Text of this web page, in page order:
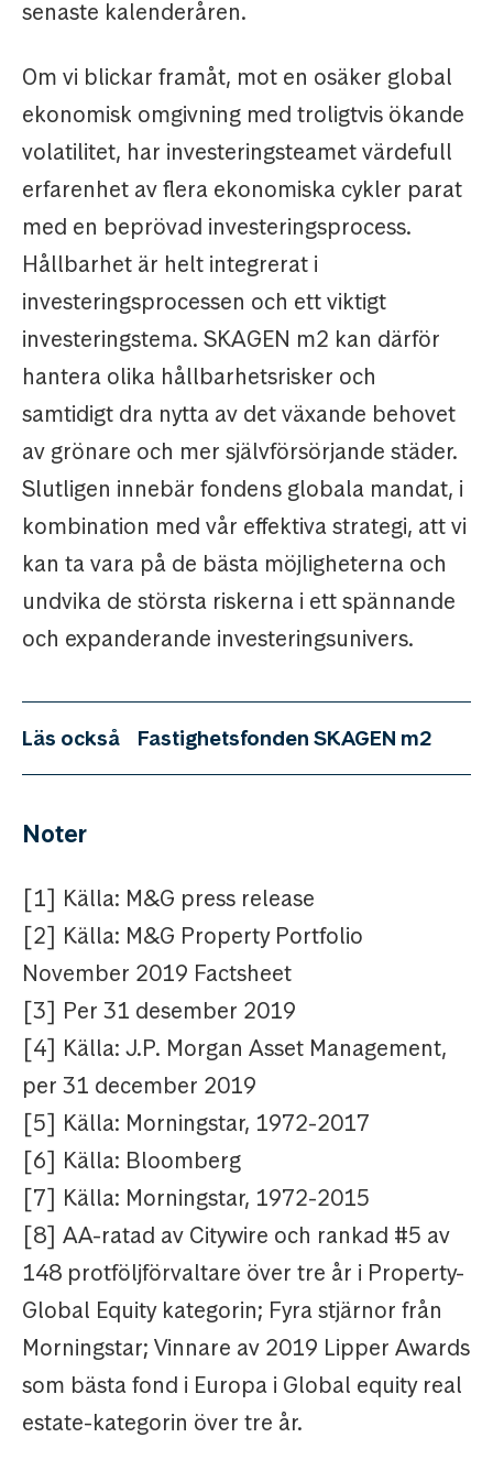
senaste kalenderåren.
Om vi blickar framåt, mot en osäker global
ekonomisk omgivning med troligtvis ökande
volatilitet, har investeringsteamet värdefull
erfarenhet av flera ekonomiska cykler parat
med en beprövad investeringsprocess.
Hållbarhet är helt integrerat i
investeringsprocessen och ett viktigt
investeringstema. SKAGEN m2 kan därför
hantera olika hållbarhetsrisker och
samtidigt dra nytta av det växande behovet
av grönare och mer självförsörjande städer.
Slutligen innebär fondens globala mandat, i
kombination med vår effektiva strategi, att vi
kan ta vara på de bästa möjligheterna och
undvika de största riskerna i ett spännande
och expanderande investeringsunivers.
Läs också Fastighetsfonden SKAGEN m2
Noter
[1] Källa: M&G press release
[2] Källa: M&G Property Portfolio
November 2019 Factsheet
[3] Per 31 desember 2019
[4] Källa: J.P. Morgan Asset Management,
per 31 december 2019
[5] Källa: Morningstar, 1972-2017
[6] Källa: Bloomberg
[7] Källa: Morningstar, 1972-2015
[8] AA-ratad av Citywire och rankad #5 av
148 protföljförvaltare över tre år i Property-
Global Equity kategorin; Fyra stjärnor från
Morningstar; Vinnare av 2019 Lipper Awards
som bästa fond i Europa i Global equity real
estate-kategorin över tre år.